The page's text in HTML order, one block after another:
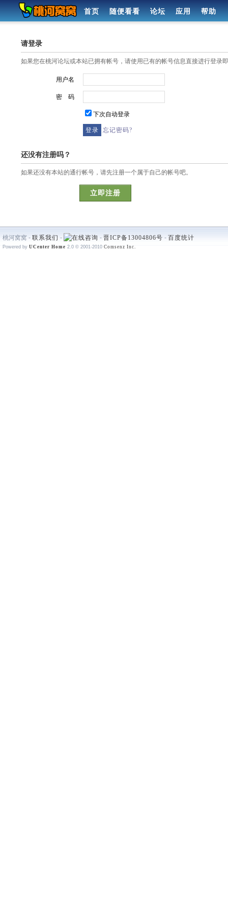
首页 随便看看 论坛 应用 帮助
请登录
如果您在桃河论坛或本站已拥有帐号，请使用已有的帐号信息直接进行登录
用户名
密 码
下次自动登录
忘记密码?
还没有注册吗？
如果还没有本站的通行帐号，请先注册一个属于自己的帐号吧。
立即注册
桃河窝窝 - 联系我们 - - 晋ICP备13004806号 - 百度统计
Powered by UCenter Home 2.0 © 2001-2010 Comsenz Inc.